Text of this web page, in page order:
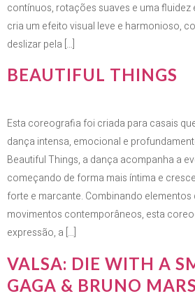
contínuos, rotações suaves e uma fluidez
cria um efeito visual leve e harmonioso,
deslizar pela […]
BEAUTIFUL THINGS
Esta coreografia foi criada para casais
dança intensa, emocional e
Beautiful Things, a dança acompanha a
começando de forma mais íntima e
forte e marcante. Combinando
movimentos contemporâneos, esta
expressão, a […]
VALSA: DIE WITH A
GAGA & BRUNO MARS